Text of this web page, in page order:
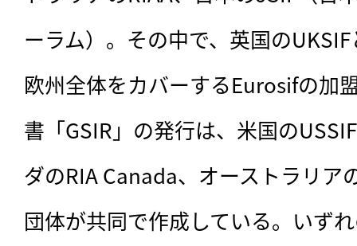
ーラム）。その中で、英国の
欧州全体をカバーするEurosifの加
書「GSIR」の発行は、米国の
ダのRIA Canada、オーストラリア
団体が共同で作成している。いず